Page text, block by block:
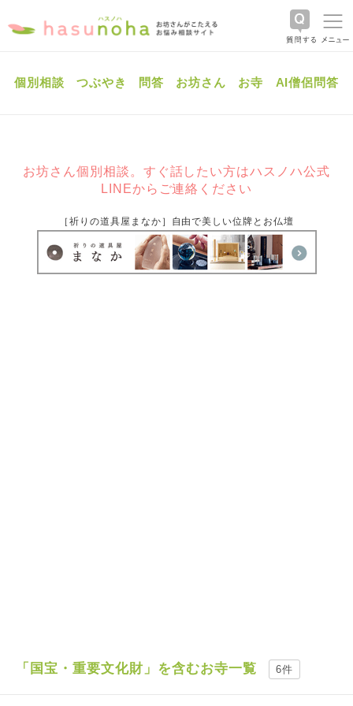
個別相談 つぶやき 問答 お坊さん お寺 AI僧侶問答
お坊さん個別相談。すぐ話したい方はハスノハ公式
LINEからご連絡ください
［祈りの道具屋まなか］自由で美しい位牌とお仏壇
「国宝・重要文化財」を含むお寺一覧 6件